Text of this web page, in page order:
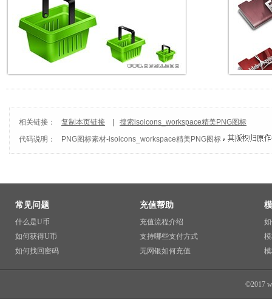
相关链接： 复制本页链接
搜索isoicons_workspace精美PNG图标
代码说明：
PNG图标素材-isoicons_workspace精美PNG图标
常见问题
什么是U币
如何获得U币
如何找回密码
充值帮助
充值流程介绍
支持哪些支付方式
无网银如何充值
©2017